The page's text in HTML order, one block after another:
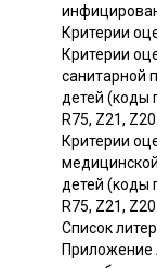
Критерии
Критерии
санитарной
детей (коды
R75, Z21,
Критерии
детей (коды
R75, Z21,
Список
Приложение